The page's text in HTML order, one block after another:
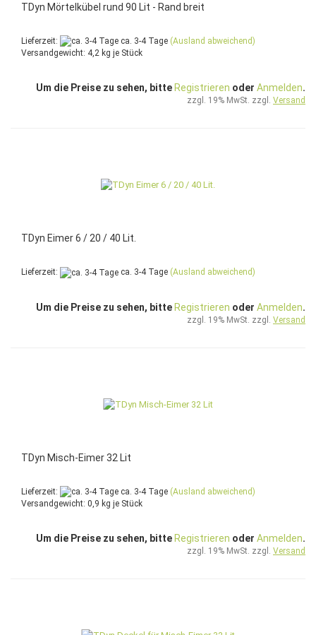
TDyn Mörtelkübel rund 90 Lit - Rand breit
Lieferzeit: ca. 3-4 Tage (Ausland abweichend)
Versandgewicht: 4,2 kg je Stück
Um die Preise zu sehen, bitte Registrieren oder Anmelden.
zzgl. 19% MwSt. zzgl. Versand
TDyn Eimer 6 / 20 / 40 Lit.
Lieferzeit: ca. 3-4 Tage (Ausland abweichend)
Um die Preise zu sehen, bitte Registrieren oder Anmelden.
zzgl. 19% MwSt. zzgl. Versand
TDyn Misch-Eimer 32 Lit
Lieferzeit: ca. 3-4 Tage (Ausland abweichend)
Versandgewicht: 0,9 kg je Stück
Um die Preise zu sehen, bitte Registrieren oder Anmelden.
zzgl. 19% MwSt. zzgl. Versand